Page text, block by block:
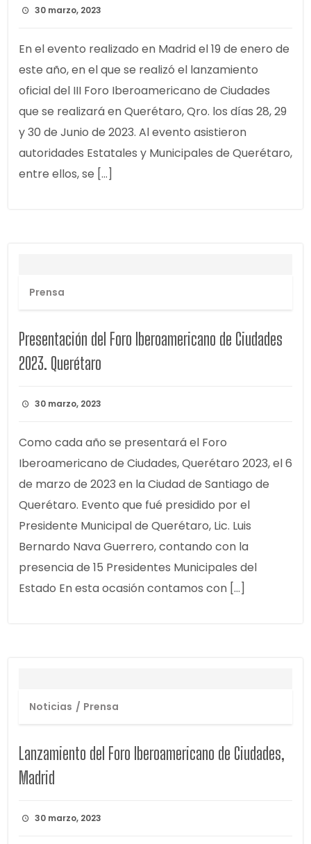
30 marzo, 2023
En el evento realizado en Madrid el 19 de enero de
este año, en el que se realizó el lanzamiento
oficial del III Foro Iberoamericano de Ciudades
que se realizará en Querétaro, Qro. los días 28, 29
y 30 de Junio de 2023. Al evento asistieron
autoridades Estatales y Municipales de Querétaro,
entre ellos, se […]
Prensa
Presentación del Foro Iberoamericano de Ciudades
2023. Querétaro
30 marzo, 2023
Como cada año se presentará el Foro
Iberoamericano de Ciudades, Querétaro 2023, el 6
de marzo de 2023 en la Ciudad de Santiago de
Querétaro. Evento que fué presidido por el
Presidente Municipal de Querétaro, Lic. Luis
Bernardo Nava Guerrero, contando con la
presencia de 15 Presidentes Municipales del
Estado En esta ocasión contamos con […]
Noticias Prensa
Lanzamiento del Foro Iberoamericano de Ciudades,
Madrid
30 marzo, 2023